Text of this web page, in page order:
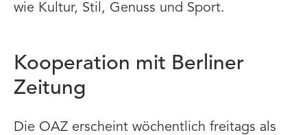
wie Kultur, Stil, Genuss und Sport.
Kooperation mit Berliner
Zeitung
Die OAZ erscheint wöchentlich freitags als